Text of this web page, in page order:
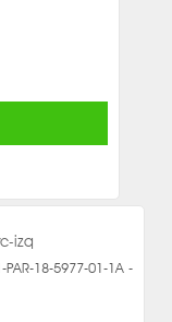
PAR-18-5977-01-1A -